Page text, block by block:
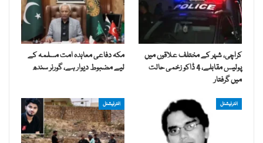
کراچی، شہر کے مختلف علاقوں میں
پولیس مقابلے، 4 ڈاکو زخمی حالت
میں گرفتار
مکہ دفاعی معاہدہ امت مسلمہ کے
لیے مضبوط دیوار ہے، گورنر سندھ
انٹرنیشنل انٹرنیشنل